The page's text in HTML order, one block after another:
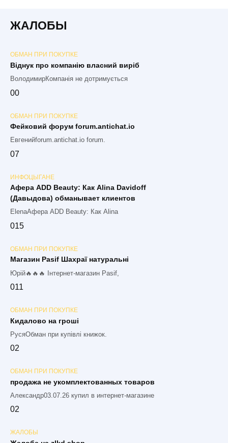
ЖАЛОБЫ
ОБМАН ПРИ ПОКУПКЕ
Віднук про компанію власний виріб
ВолодимирКомпанія не дотримується
00
ОБМАН ПРИ ПОКУПКЕ
Фейковий форум forum.antichat.io
Евгенийforum.antichat.io forum.
07
ИНФОЦЫГАНЕ
Афера ADD Beauty: Как Alina Davidoff
(Давыдова) обманывает клиентов
ElenaАфера ADD Beauty: Как Alina
015
ОБМАН ПРИ ПОКУПКЕ
Магазин Pasif Шахраї натуральні
Юрій🔥🔥🔥 Інтернет-магазин Pasif,
011
ОБМАН ПРИ ПОКУПКЕ
Кидалово на гроші
РусяОбман при купівлі книжок.
02
ОБМАН ПРИ ПОКУПКЕ
продажа не укомплектованных товаров
Александр03.07.26 купил в интернет-магазине
02
ЖАЛОБЫ